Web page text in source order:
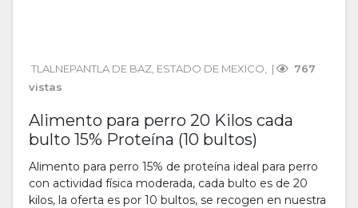
TLALNEPANTLA DE BAZ ESTADO DE MEXICO |
767
vistas
Alimento para perro 20 Kilos cada
bulto 15% Proteína (10 bultos)
Alimento para perro 15% de proteína ideal para perro
con actividad física moderada, cada bulto es de 20
kilos, la oferta es por 10 bultos, se recogen en nuestra